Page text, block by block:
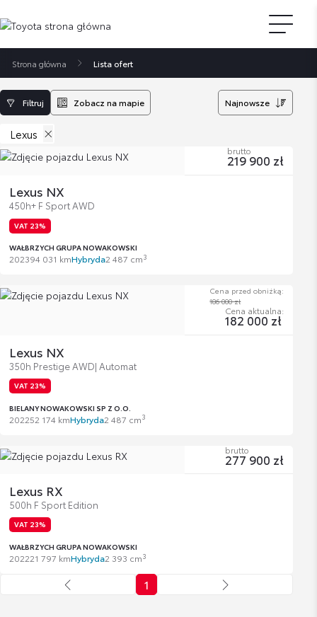
Strona główna Lista ofert
Filtruj Zobacz na mapie Najnowsze
Lexus
Lexus NX
450h+ F Sport AWD
VAT 23%
WAŁBRZYCH GRUPA NOWAKOWSKI
202394 031 kmHybryda2 487 cm3
brutto
219 900 zł
Lexus NX
350h Prestige AWD| Automat
VAT 23%
BIELANY NOWAKOWSKI SP Z O.O.
202252 174 kmHybryda2 487 cm3
Cena przed obniżką:
186 000 zł
Cena aktualna:
182 000 zł
Lexus RX
500h F Sport Edition
VAT 23%
WAŁBRZYCH GRUPA NOWAKOWSKI
202221 797 kmHybryda2 393 cm3
brutto
277 900 zł
1